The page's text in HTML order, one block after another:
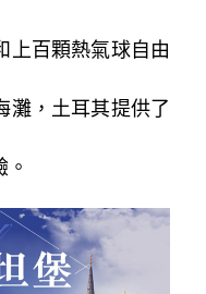
上百顆熱氣球自由
灘，土耳其提供了